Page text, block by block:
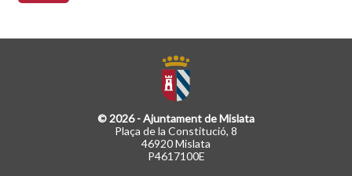
© 2026 - Ajuntament de Mislata
Plaça de la Constitució, 8
46920 Mislata
P4617100E